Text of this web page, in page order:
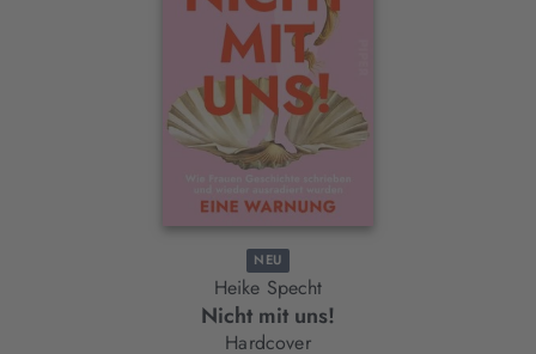
NEU
Heike Specht
Nicht mit uns!
Hardcover